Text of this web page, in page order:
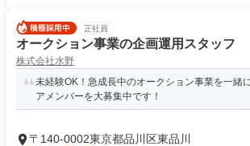
正社員
オークション事業の企画運用スタッフ
株式会社水野
未経験OK！急成長中のオークション事業を一緒
アメンバーを大募集中です！
〒140-0002東京都品川区東品川